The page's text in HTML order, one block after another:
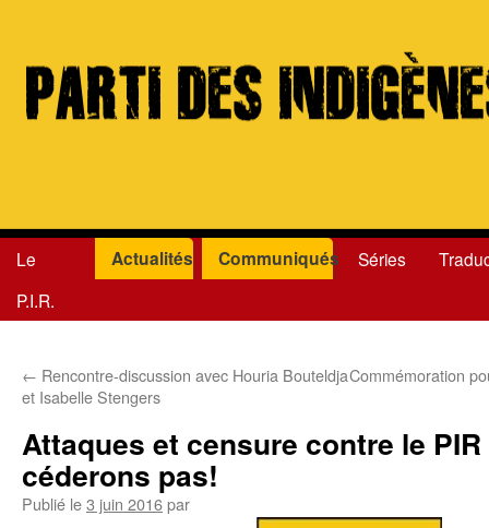
Aller
au
Le
P.I.R.
Actualités Communiqués Séries
← Rencontre-discussion avec Houria Bouteldja
et Isabelle Stengers
Commémoration
Attaques et censure contre le
céderons pas!
Publié le3 juin 2016par